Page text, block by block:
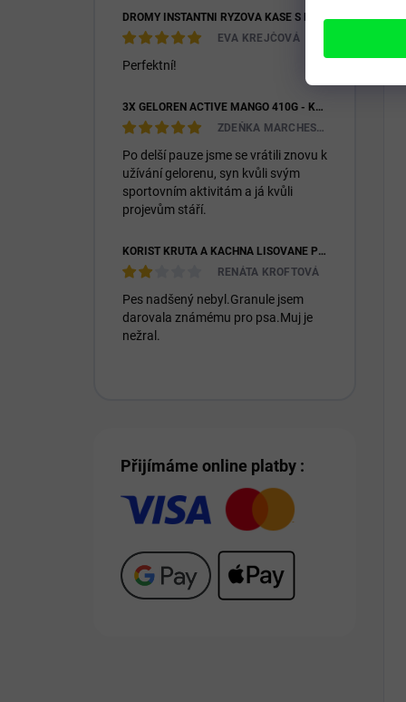
DROMY INSTANTNÍ RÝŽOVÁ KAŠE S KOZÍM MLÉKEM & PREBIOTIKY 1200G
EVA KREJČOVÁ
Perfektní!
3X GELOREN ACTIVE MANGO 410G - KLOUBNÍ VÝŽIVA PRO LIDI (3X 90KS)
ZDEŇKA MARCHESIOVÁ
Po delší pauze jsme se vrátili znovu k
užívání gelorenu, syn kvůli svým
sportovním aktivitám a já kvůli
projevům stáří.
KOŘIST KRŮTA A KACHNA LISOVANÉ PRO DOSPĚLÉ I ŠTĚŇATA 26/14
RENÁTA KROFTOVÁ
Pes nadšený nebyl.Granule jsem
darovala známému pro psa.Muj je
nežral.
Přijímáme online platby :